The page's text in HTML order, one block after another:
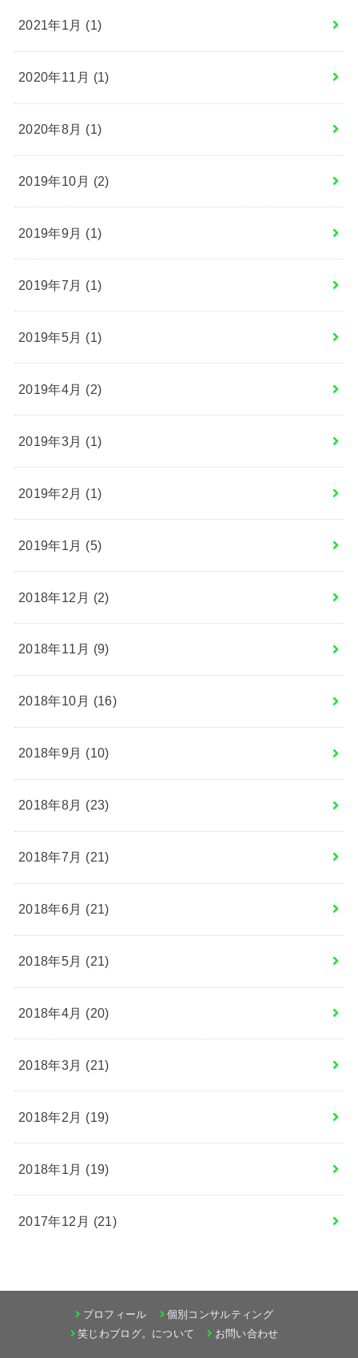
2021年1月 (1)
2020年11月 (1)
2020年8月 (1)
2019年10月 (2)
2019年9月 (1)
2019年7月 (1)
2019年5月 (1)
2019年4月 (2)
2019年3月 (1)
2019年2月 (1)
2019年1月 (5)
2018年12月 (2)
2018年11月 (9)
2018年10月 (16)
2018年9月 (10)
2018年8月 (23)
2018年7月 (21)
2018年6月 (21)
2018年5月 (21)
2018年4月 (20)
2018年3月 (21)
2018年2月 (19)
2018年1月 (19)
2017年12月 (21)
プロフィール
個別コンサルティング
笑じわブログ。について
お問い合わせ